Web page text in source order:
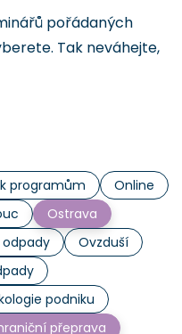
pořádaných
Tak neváhejte,
programům
Online
Ostrava
Ovzduší
podniku
přeprava